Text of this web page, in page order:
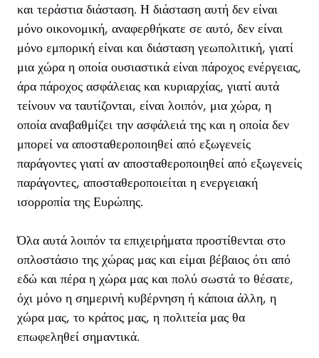
και τεράστια διάσταση. Η διάσταση αυτή δεν είναι
μόνο οικονομική, αναφερθήκατε σε αυτό, δεν είναι
μόνο εμπορική είναι και διάσταση γεωπολιτική, γιατί
μια χώρα η οποία ουσιαστικά είναι πάροχος ενέργειας,
άρα πάροχος ασφάλειας και κυριαρχίας, γιατί αυτά
τείνουν να ταυτίζονται, είναι λοιπόν, μια χώρα, η
οποία αναβαθμίζει την ασφάλειά της και η οποία δεν
μπορεί να αποσταθεροποιηθεί από εξωγενείς
παράγοντες γιατί αν αποσταθεροποιηθεί από εξωγενείς
παράγοντες, αποσταθεροποιείται η ενεργειακή
ισορροπία της Ευρώπης.
Όλα αυτά λοιπόν τα επιχειρήματα προστίθενται στο
οπλοστάσιο της χώρας μας και είμαι βέβαιος ότι από
εδώ και πέρα η χώρα μας και πολύ σωστά το θέσατε,
όχι μόνο η σημερινή κυβέρνηση ή κάποια άλλη, η
χώρα μας, το κράτος μας, η πολιτεία μας θα
επωφεληθεί σημαντικά.